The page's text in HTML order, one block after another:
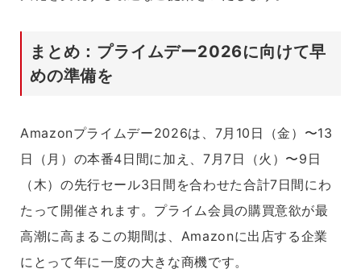
まとめ：プライムデー2026に向けて早
めの準備を
Amazonプライムデー2026は、7月10日（金）〜13
日（月）の本番4日間に加え、7月7日（火）〜9日
（木）の先行セール3日間を合わせた合計7日間にわ
たって開催されます。プライム会員の購買意欲が最
高潮に高まるこの期間は、Amazonに出店する企業
にとって年に一度の大きな商機です。